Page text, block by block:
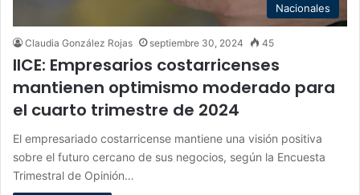
Nacionales
Claudia González Rojas septiembre 30, 2024 45
IICE: Empresarios costarricenses
mantienen optimismo moderado para
el cuarto trimestre de 2024
El empresariado costarricense mantiene una visión positiva
sobre el futuro cercano de sus negocios, según la Encuesta
Trimestral de Opinión…